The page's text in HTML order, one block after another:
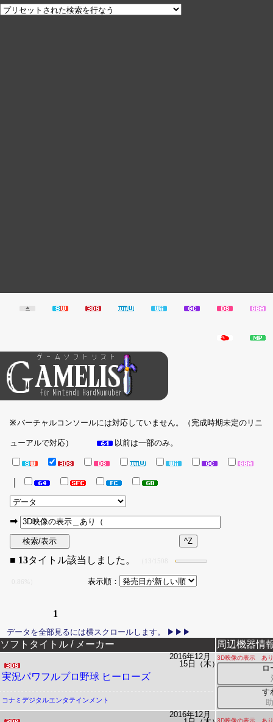
※バーチャルコンソールには対応していません。（完成時期未定のリニ
ューアルで対応） 以前は一部のみ。
➡
■ 13タイトル該当しました。
表示順：
1
リース日
ソフトタイトル / メーカー 周辺機器情
2016年12月
15日（木）
実況パワフルプロ野球 ヒーローズ
3D映像の表示 あ
ロ
す
コナミデジタルエンタテインメント
2016年12月
3D映像の表示 あ